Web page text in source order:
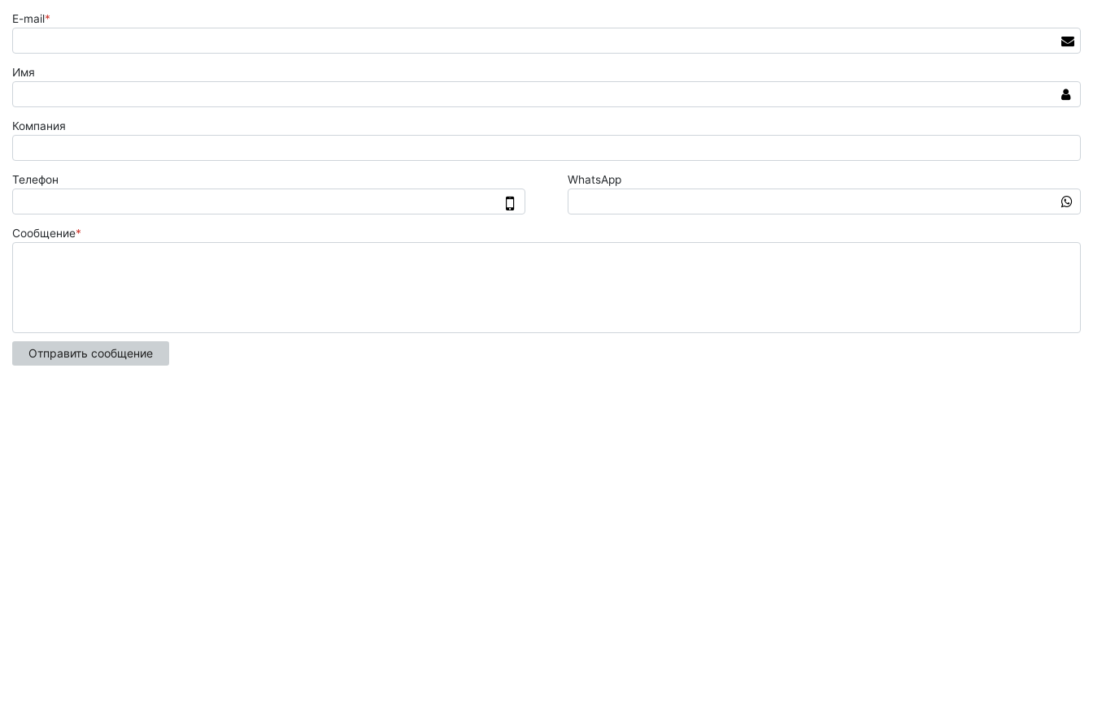
E-mail*
Имя
Компания
Телефон WhatsApp
Сообщение*